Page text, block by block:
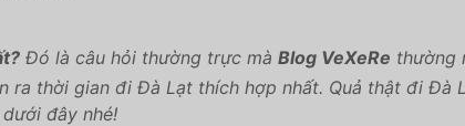
Đó là câu hỏi thường trực mà Blog VeXeRe thường
ra thời gian đi Đà Lạt thích hợp nhất. Quả thật đi Đà
đây nhé!